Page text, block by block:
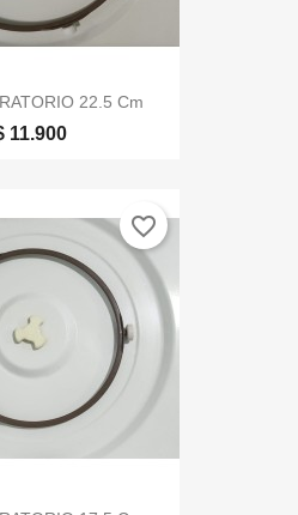
22.5 Cm
11.900
favorite_border